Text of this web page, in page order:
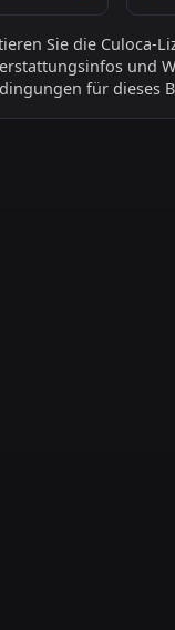
Sie die Culoca-
und
für dieses